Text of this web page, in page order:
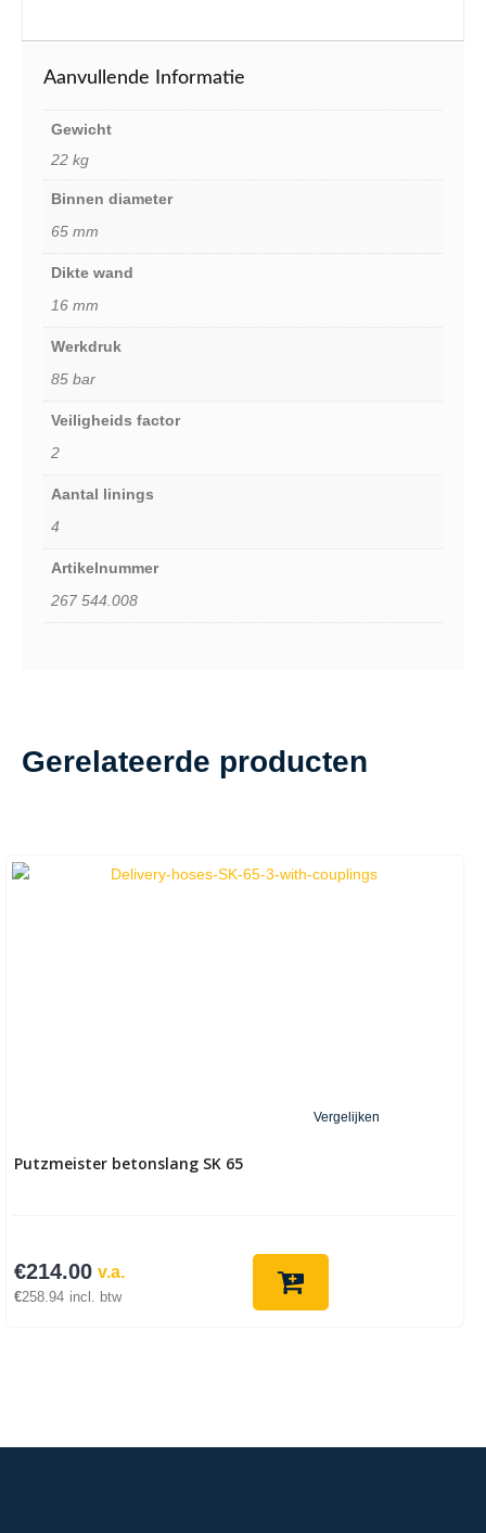
Aanvullende Informatie
Gewicht
22 kg
Binnen diameter
65 mm
Dikte wand
16 mm
Werkdruk
85 bar
Veiligheids factor
2
Aantal linings
4
Artikelnummer
267 544.008
Gerelateerde producten
Vergelijken
Putzmeister betonslang SK 65
v.a.
€214.00
€258.94 incl. btw